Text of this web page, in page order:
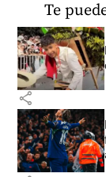
Te
share